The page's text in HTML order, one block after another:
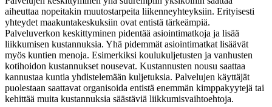
aiheuttaa nopeitakin muutostarpeita liikenneyhteyksiin. Erityisesti
yhteydet maakuntakeskuksiin ovat entistä tärkeämpiä.
Palveluverkon keskittyminen pidentää asiointimatkoja ja lisää
liikkumisen kustannuksia. Yhä pidemmät asiointimatkat lisäävät
myös kuntien menoja. Esimerkiksi koulukuljetusten ja vanhusten
kotihoidon kustannukset nousevat. Kustannusten nousu saattaa
kannustaa kuntia yhdistelemään kuljetuksia. Palvelujen käyttäjät
puolestaan saattavat organisoida entistä enemmän kimppakyytejä tai
kehittää muita kustannuksia säästäviä liikkumisvaihtoehtoja.